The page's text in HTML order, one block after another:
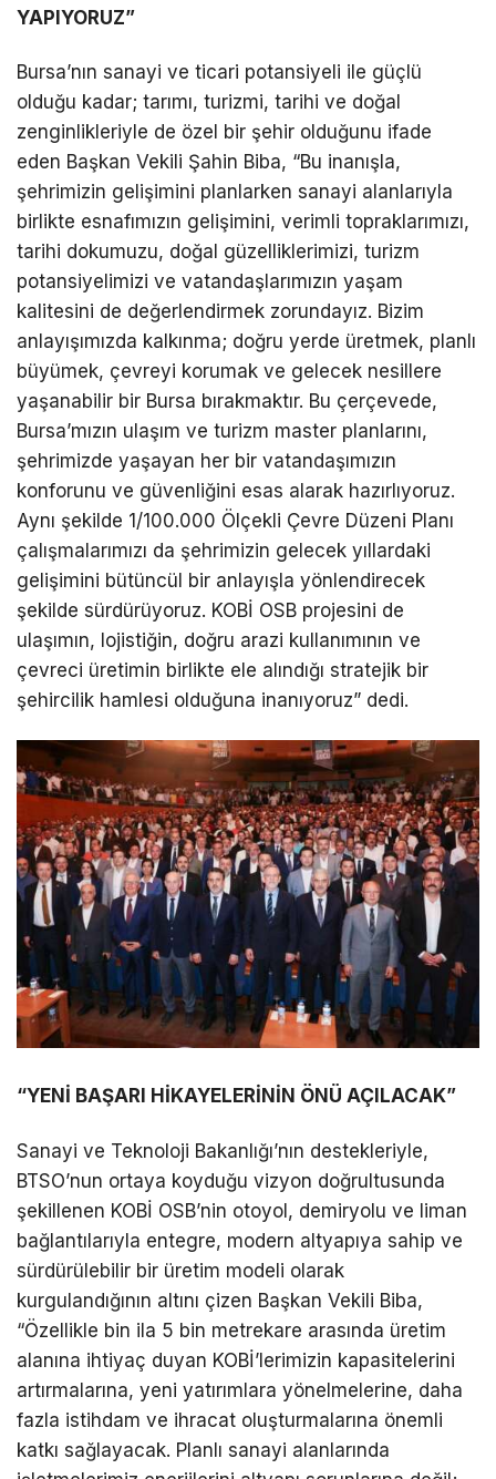
YAPIYORUZ”
Bursa’nın sanayi ve ticari potansiyeli ile güçlü
olduğu kadar; tarımı, turizmi, tarihi ve doğal
zenginlikleriyle de özel bir şehir olduğunu ifade
eden Başkan Vekili Şahin Biba, “Bu inanışla,
şehrimizin gelişimini planlarken sanayi alanlarıyla
birlikte esnafımızın gelişimini, verimli topraklarımızı,
tarihi dokumuzu, doğal güzelliklerimizi, turizm
potansiyelimizi ve vatandaşlarımızın yaşam
kalitesini de değerlendirmek zorundayız. Bizim
anlayışımızda kalkınma; doğru yerde üretmek, planlı
büyümek, çevreyi korumak ve gelecek nesillere
yaşanabilir bir Bursa bırakmaktır. Bu çerçevede,
Bursa’mızın ulaşım ve turizm master planlarını,
şehrimizde yaşayan her bir vatandaşımızın
konforunu ve güvenliğini esas alarak hazırlıyoruz.
Aynı şekilde 1/100.000 Ölçekli Çevre Düzeni Planı
çalışmalarımızı da şehrimizin gelecek yıllardaki
gelişimini bütüncül bir anlayışla yönlendirecek
şekilde sürdürüyoruz. KOBİ OSB projesini de
ulaşımın, lojistiğin, doğru arazi kullanımının ve
çevreci üretimin birlikte ele alındığı stratejik bir
şehircilik hamlesi olduğuna inanıyoruz” dedi.
“YENİ BAŞARI HİKAYELERİNİN ÖNÜ AÇILACAK”
Sanayi ve Teknoloji Bakanlığı’nın destekleriyle,
BTSO’nun ortaya koyduğu vizyon doğrultusunda
şekillenen KOBİ OSB’nin otoyol, demiryolu ve liman
bağlantılarıyla entegre, modern altyapıya sahip ve
sürdürülebilir bir üretim modeli olarak
kurgulandığının altını çizen Başkan Vekili Biba,
“Özellikle bin ila 5 bin metrekare arasında üretim
alanına ihtiyaç duyan KOBİ’lerimizin kapasitelerini
artırmalarına, yeni yatırımlara yönelmelerine, daha
fazla istihdam ve ihracat oluşturmalarına önemli
katkı sağlayacak. Planlı sanayi alanlarında